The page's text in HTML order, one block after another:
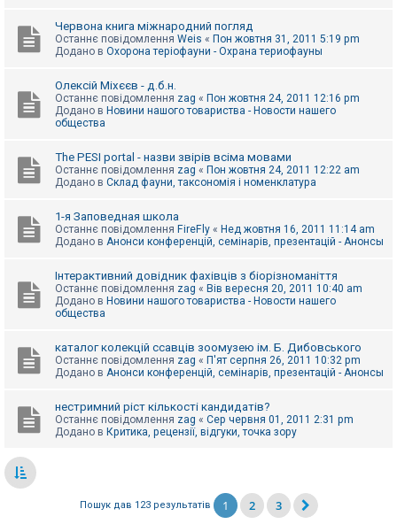
Червона книга міжнародний погляд
Останнє повідомлення Weis « Пон жовтня 31, 2011 5:19 pm
Додано в Охорона теріофауни - Охрана териофауны
Олексій Міхєєв - д.б.н.
Останнє повідомлення zag « Пон жовтня 24, 2011 12:16 pm
Додано в Новини нашого товариства - Новости нашего
общества
The PESI portal - назви звірів всіма мовами
Останнє повідомлення zag « Пон жовтня 24, 2011 12:22 am
Додано в Склад фауни, таксономія і номенклатура
1-я Заповедная школа
Останнє повідомлення FireFly « Нед жовтня 16, 2011 11:14 am
Додано в Анонси конференцій, семінарів, презентацій - Анонсы
Інтерактивний довідник фахівців з біорізноманіття
Останнє повідомлення zag « Вів вересня 20, 2011 10:40 am
Додано в Новини нашого товариства - Новости нашего
общества
каталог колекцій ссавців зоомузею ім. Б. Дибовського
Останнє повідомлення zag « П'ят серпня 26, 2011 10:32 pm
Додано в Анонси конференцій, семінарів, презентацій - Анонсы
нестримний ріст кількості кандидатів?
Останнє повідомлення zag « Сер червня 01, 2011 2:31 pm
Додано в Критика, рецензії, відгуки, точка зору
Пошук дав 123 результатів 1 2 3